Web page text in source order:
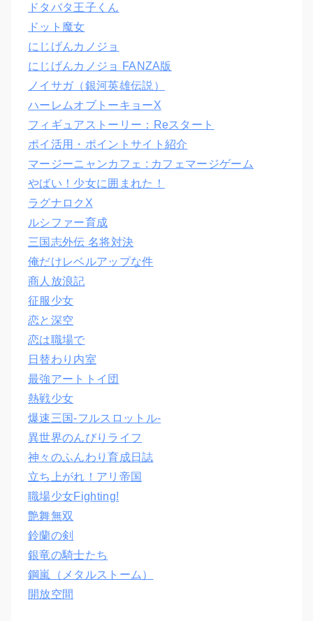
ドタバタ王子くん
ドット魔女
にじげんカノジョ
にじげんカノジョ FANZA版
ノイサガ（銀河英雄伝説）
ハーレムオブトーキョーX
フィギュアストーリー：Reスタート
ポイ活用・ポイントサイト紹介
マージーニャンカフェ : カフェマージゲーム
やばい！少女に囲まれた！
ラグナロクX
ルシファー育成
三国志外伝 名将対決
俺だけレベルアップな件
商人放浪記
征服少女
恋と深空
恋は職場で
日替わり内室
最強アートトイ団
熱戦少女
爆速三国‐フルスロットル‐
異世界のんびりライフ
神々のふんわり育成日誌
立ち上がれ！アリ帝国
職場少女Fighting!
艶舞無双
鈴蘭の剣
銀竜の騎士たち
鋼嵐（メタルストーム）
開放空間